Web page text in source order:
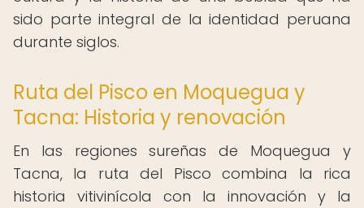
sido parte integral de la identidad peruana
durante siglos.
Ruta del Pisco en Moquegua y
Tacna: Historia y renovación
En las regiones sureñas de Moquegua y
Tacna, la ruta del Pisco combina la rica
historia vitivinícola con la innovación y la